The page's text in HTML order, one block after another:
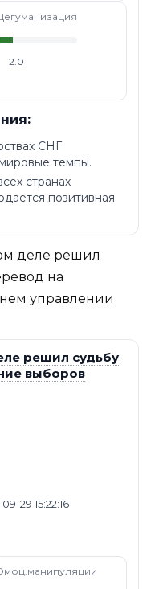
2.0
СНГ
темпы.
странах
позитивная
деле решил
на
управлении
решил судьбу
выборов
29 15:22:16